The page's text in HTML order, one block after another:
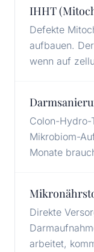
IHHT
Defekte
aufbauen.
wenn auf
Colon-Hydro-
Mikrobiom-
Monate
Direkte
arbeitet,